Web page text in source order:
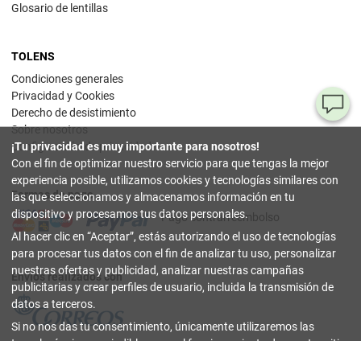
Glosario de lentillas
TOLENS
Condiciones generales
Privacidad y Cookies
Derecho de desistimiento
Sobre nosotros
Configuración de privacidad
Formas de pago
Pago contrarreembolso
Envíos realizados con
¡Tu privacidad es muy importante para nosotros!
Con el fin de optimizar nuestro servicio para que tengas la mejor
experiencia posible, utilizamos cookies y tecnologías similares con
las que seleccionamos y almacenamos información en tu
dispositivo y procesamos tus datos personales.
Al hacer clic en Aceptar , estás autorizando el uso de tecnologías
para procesar tus datos con el fin de analizar tu uso, personalizar
nuestras ofertas y publicidad, analizar nuestras campañas
publicitarias y crear perfiles de usuario, incluida la transmisión de
datos a terceros.
Si no nos das tu consentimiento, únicamente utilizaremos las